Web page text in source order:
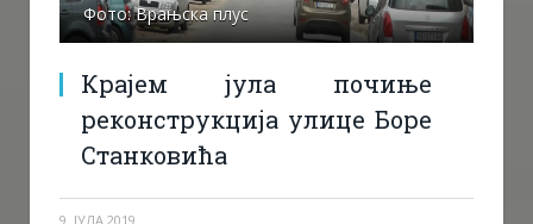
Фото: Врањска плус
Крајем јула почиње
реконструкција улице Борe
Станковићa
9. ЈУЛА 2019.